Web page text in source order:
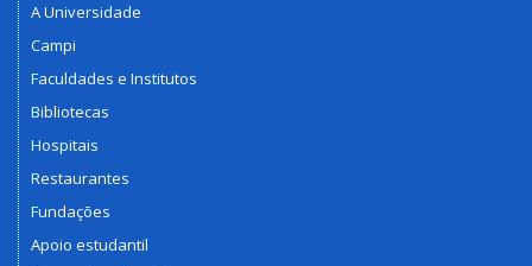
A Universidade
Campi
Faculdades e Institutos
Bibliotecas
Hospitais
Restaurantes
Fundações
Apoio estudantil